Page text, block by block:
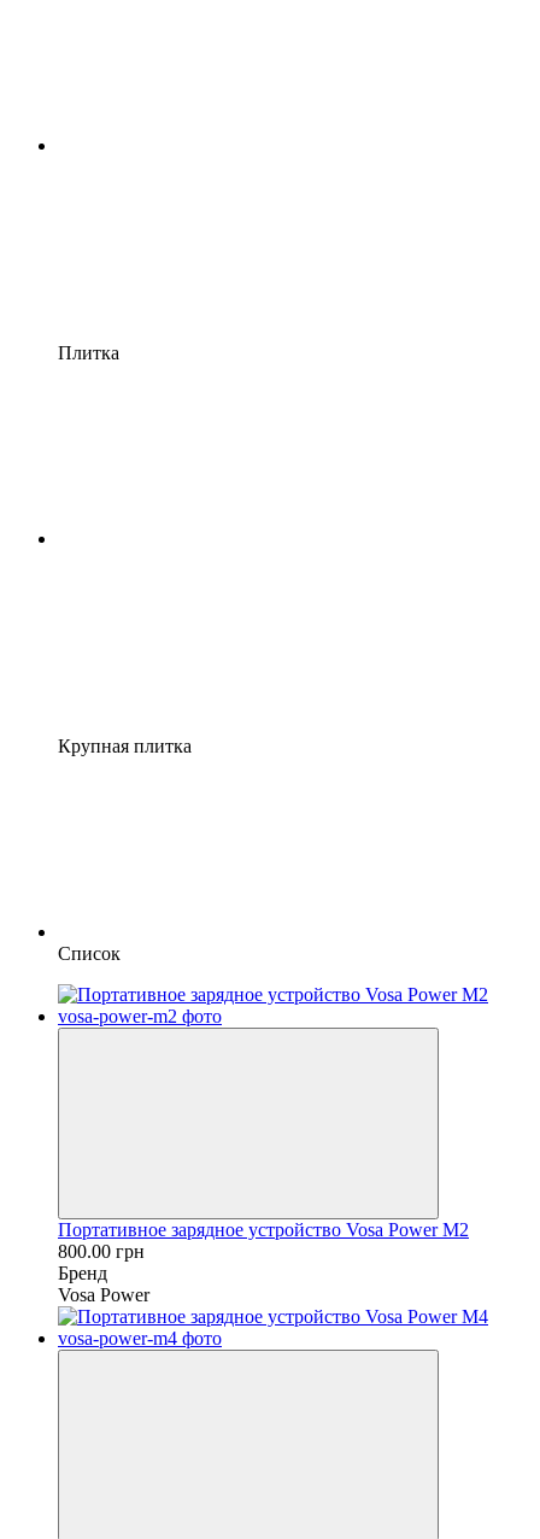
Плитка
Крупная плитка
Список
Портативное зарядное устройство Vosa Power M2
800.00 грн
Бренд
Vosa Power